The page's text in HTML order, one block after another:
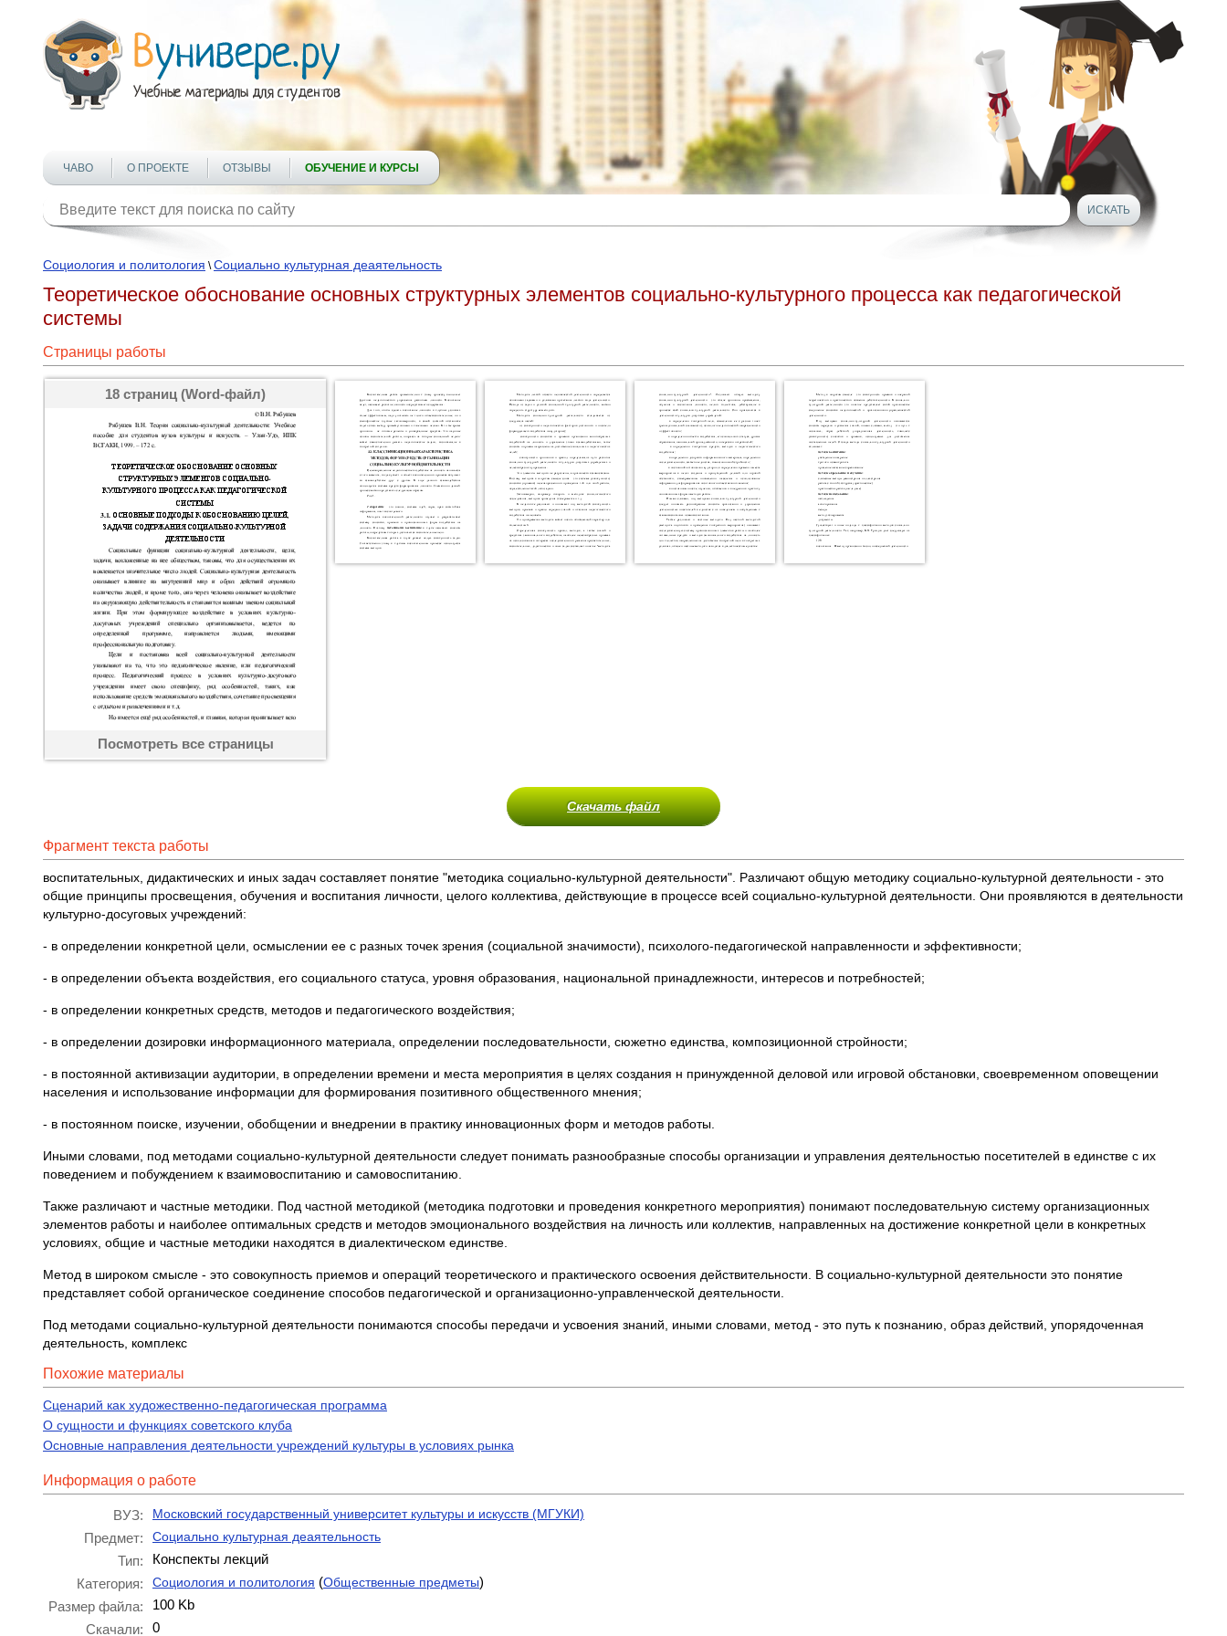
ЧАВО О ПРОЕКТЕ ОТЗЫВЫ ОБУЧЕНИЕ И КУРСЫ
Социология и политология \Социально культурная деаятельность
Теоретическое обоснование основных структурных элементов социально-культурного процесса как педагогической
системы
Страницы работы
18 страниц (Word-файл)
Посмотреть все страницы
Скачать файл
Фрагмент текста работы
воспитательных, дидактических и иных задач составляет понятие "методика социально-культурной деятельности". Различают общую методику социально-культурной деятельности - это
общие принципы просвещения, обучения и воспитания личности, целого коллектива, действующие в процессе всей социально-культурной деятельности. Они проявляются в деятельности
культурно-досуговых учреждений:
- в определении конкретной цели, осмыслении ее с разных точек зрения (социальной значимости), психолого-педагогической направленности и эффективности;
- в определении объекта воздействия, его социального статуса, уровня образования, национальной принадлежности, интересов и потребностей;
- в определении конкретных средств, методов и педагогического воздействия;
- в определении дозировки информационного материала, определении последовательности, сюжетно единства, композиционной стройности;
- в постоянной активизации аудитории, в определении времени и места мероприятия в целях создания н принужденной деловой или игровой обстановки, своевременном оповещении
населения и использование информации для формирования позитивного общественного мнения;
- в постоянном поиске, изучении, обобщении и внедрении в практику инновационных форм и методов работы.
Иными словами, под методами социально-культурной деятельности следует понимать разнообразные способы организации и управления деятельностью посетителей в единстве с их
поведением и побуждением к взаимовоспитанию и самовоспитанию.
Также различают и частные методики. Под частной методикой (методика подготовки и проведения конкретного мероприятия) понимают последовательную систему организационных
элементов работы и наиболее оптимальных средств и методов эмоционального воздействия на личность или коллектив, направленных на достижение конкретной цели в конкретных
условиях, общие и частные методики находятся в диалектическом единстве.
Метод в широком смысле - это совокупность приемов и операций теоретического и практического освоения действительности. В социально-культурной деятельности это понятие
представляет собой органическое соединение способов педагогической и организационно-управленческой деятельности.
Под методами социально-культурной деятельности понимаются способы передачи и усвоения знаний, иными словами, метод - это путь к познанию, образ действий, упорядоченная
деятельность, комплекс
Похожие материалы
Сценарий как художественно-педагогическая программа
О сущности и функциях советского клуба
Основные направления деятельности учреждений культуры в условиях рынка
Информация о работе
ВУЗ: Московский государственный университет культуры и искусств (МГУКИ)
Предмет: Социально культурная деаятельность
Тип:
Конспекты лекций
Категория:
Социология и политология (Общественные предметы)
Размер файла:
100 Kb
Скачали:
0